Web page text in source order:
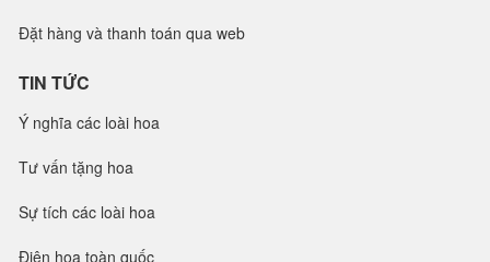
Đặt hàng và thanh toán qua web
TIN TỨC
Ý nghĩa các loài hoa
Tư vấn tặng hoa
Sự tích các loài hoa
Điện hoa toàn quốc